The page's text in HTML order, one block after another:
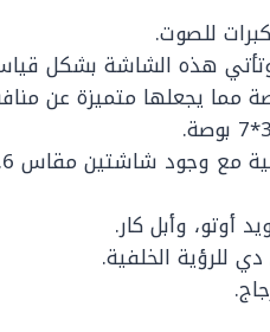
أوتو، وأبل كار.
للرؤية الخلفية.